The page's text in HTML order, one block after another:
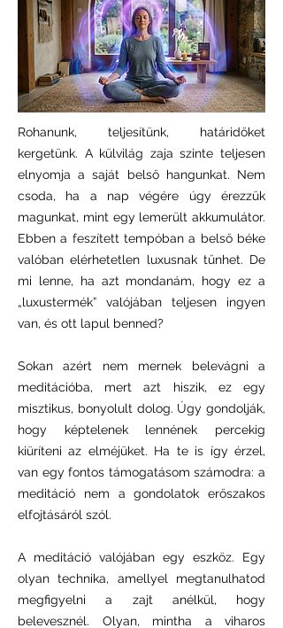
Rohanunk, teljesítünk, határidőket
kergetünk. A külvilág zaja szinte teljesen
elnyomja a saját belső hangunkat. Nem
csoda, ha a nap végére úgy érezzük
magunkat, mint egy lemerült akkumulátor.
Ebben a feszített tempóban a belső béke
valóban elérhetetlen luxusnak tűnhet. De
mi lenne, ha azt mondanám, hogy ez a
„luxustermék” valójában teljesen ingyen
van, és ott lapul benned?
Sokan azért nem mernek belevágni a
meditációba, mert azt hiszik, ez egy
misztikus, bonyolult dolog. Úgy gondolják,
hogy képtelenek lennének percekig
kiüríteni az elméjüket. Ha te is így érzel,
van egy fontos támogatásom számodra: a
meditáció nem a gondolatok erőszakos
elfojtásáról szól.
A meditáció valójában egy eszköz. Egy
olyan technika, amellyel megtanulhatod
megfigyelni a zajt anélkül, hogy
belevesznél. Olyan, mintha a viharos